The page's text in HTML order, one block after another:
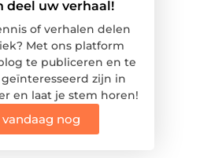
deel uw verhaal!
of verhalen delen
Met ons platform
te publiceren en te
zijn in
en laat je stem horen!
nog